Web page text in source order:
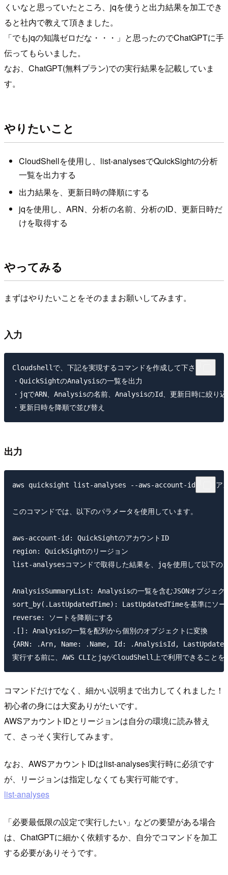
くいなと思っていたところ、jqを使うと出力結果を加工でき
ると社内で教えて頂きました。
「でもjqの知識ゼロだな・・・」と思ったのでChatGPTに手
伝ってもらいました。
なお、ChatGPT(無料プラン)での実行結果を記載していま
す。
やりたいこと
CloudShellを使用し、list-analysesでQuickSightの分析
一覧を出力する
出力結果を、更新日時の降順にする
jqを使用し、ARN、分析の名前、分析のID、更新日時だ
けを取得する
やってみる
まずはやりたいことをそのままお願いしてみます。
入力
Cloudshellで、下記を実現するコマンドを作成して下さい。
・QuickSightのAnalysisの一覧を出力
・jqでARN、Analysisの名前、AnalysisのId、更新日時に絞り込
出力
aws quicksight list-analyses --aws-account-id <AWS
このコマンドでは、以下のパラメータを使用しています。
aws-account-id: QuickSightのアカウントID
region: QuickSightのリージョン
list-analysesコマンドで取得した結果を、jqを使用して以下の
AnalysisSummaryList: Analysisの一覧を含むJSONオブジェク
sort_by(.LastUpdatedTime): LastUpdatedTimeを基準にソー
reverse: ソートを降順にする
.[]: Analysisの一覧を配列から個別のオブジェクトに変換
{ARN: .Arn, Name: .Name, Id: .AnalysisId, LastUpdated:
コマンドだけでなく、細かい説明まで出力してくれました！
初心者の身には大変ありがたいです。
AWSアカウントIDとリージョンは自分の環境に読み替え
て、さっそく実行してみます。
なお、AWSアカウントIDはlist-analyses実行時に必須です
が、リージョンは指定しなくても実行可能です。
list-analyses
「必要最低限の設定で実行したい」などの要望がある場合
は、ChatGPTに細かく依頼するか、自分でコマンドを加工
する必要がありそうです。